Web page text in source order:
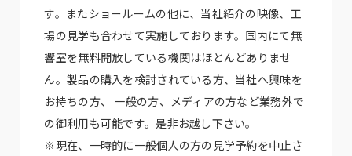
す。またショールームの他に、当社紹介の映像、工
場の見学も合わせて実施しております。国内にて無
響室を無料開放している機関はほとんどありませ
ん。製品の購入を検討されている方、当社へ興味を
お持ちの方、 一般の方、メディアの方など業務外で
の御利用も可能です。是非お越し下さい。
※現在、一時的に一般個人の方の見学予約を中止さ